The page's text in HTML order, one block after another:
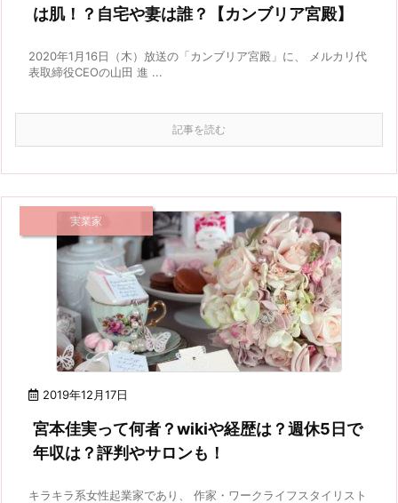
は肌！？自宅や妻は誰？【カンブリア宮殿】
2020年1月16日（木）放送の「カンブリア宮殿」に、 メルカリ代
表取締役CEOの山田 進 ...
記事を読む
2019年12月17日
実業家
宮本佳実って何者？wikiや経歴は？週休5日で
年収は？評判やサロンも！
キラキラ系女性起業家であり、 作家・ワークライフスタイリスト